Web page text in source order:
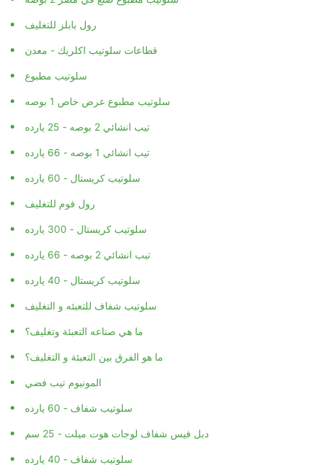
رول بابلز للتغليف
قطاعات سلوتيب اكلريك - معدن
سلوتيب مطبوع
سلوتيب مطبوع عرض خاص 1 بوصه
تيب انشائي 2 بوصه - 25 يارده
تيب انشائي 1 بوصه - 66 يارده
سلوتيب كريستال - 60 يارده
رول فوم للتغليف
سلوتيب كريستال - 300 يارده
تيب انشائي 2 بوصه - 66 يارده
سلوتيب كريستال - 40 يارده
سلوتيب شفاف للتعبئه و التغليف
ما هي صناعه التعبئة وتغليف؟
ما هو الفرق بين التعبئة و التغليف؟
المونيوم تيب فضي
سلوتيب شفاف - 60 يارده
دبل فيس شفاف لوجات هوت ميلت - 25 سم
سلوتيب شفاف - 40 يارده